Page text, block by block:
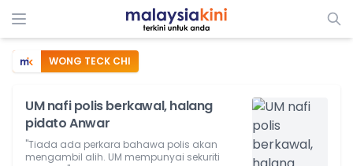
WONG TECK CHI
UM nafi polis berkawal, halang
pidato Anwar
"Tiada ada perkara bahawa polis akan
mengambil alih. UM mempunyai sekuriti